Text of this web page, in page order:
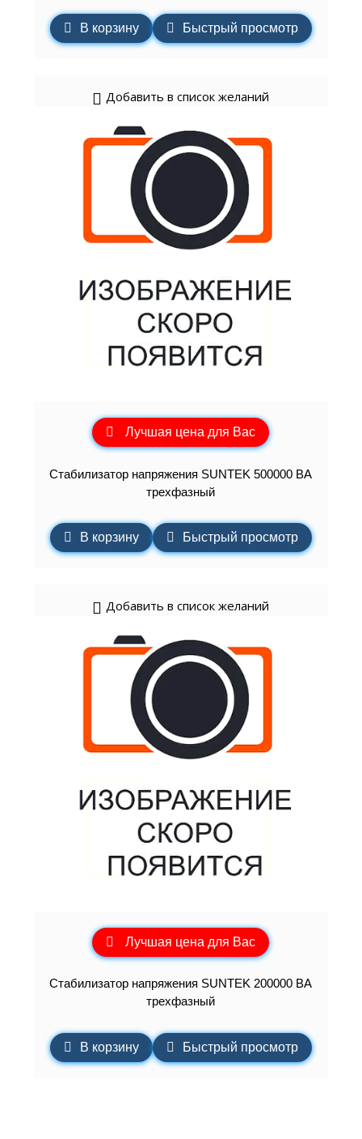
В корзину Быстрый просмотр
Добавить в список желаний
Лучшая цена для Вас
Стабилизатор напряжения SUNTEK 500000 ВА
трехфазный
В корзину Быстрый просмотр
Добавить в список желаний
Лучшая цена для Вас
Стабилизатор напряжения SUNTEK 200000 ВА
трехфазный
В корзину Быстрый просмотр